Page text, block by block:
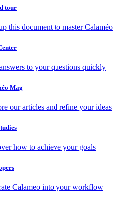
tour
this document to master Calaméo
to your questions quickly
Mag
our articles and refine your ideas
how to achieve your goals
Calameo into your workflow